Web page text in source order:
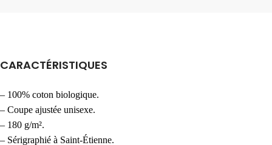
CARACTÉRISTIQUES
– 100% coton biologique.
– Coupe ajustée unisexe.
– 180 g/m².
– Sérigraphié à Saint-Étienne.